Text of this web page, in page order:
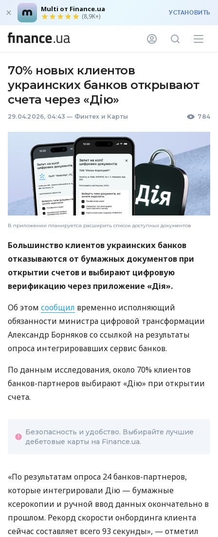
Multi от Finance.ua
(8,9K+) УСТАНОВИТЬ
70% новых клиентов
украинских банков открывают
счета через «Дію»
29.04.2026, 04:43 — Финтех и Карты 784
В приложении планируется расширить список доступных документов
Большинство клиентов украинских банков
отказываются от бумажных документов при
открытии счетов и выбирают цифровую
верификацию через приложение «Дія».
Об этом сообщил временно исполняющий
обязанности министра цифровой трансформации
Александр Борняков со ссылкой на результаты
опроса интегрировавших сервис банков.
По данным исследования, около 70% клиентов
банков-партнеров выбирают «Дію» при открытии
счета.
Безопасность и удобство. Выбирайте лучшие
дебетовые карты на Finance.ua.
«По результатам опроса 24 банков-партнеров,
которые интегрировали Дію — бумажные
ксерокопии и ручной ввод данных окончательно в
прошлом. Рекорд скорости онбординга клиента
сейчас составляет всего 93 секунды», — отметил